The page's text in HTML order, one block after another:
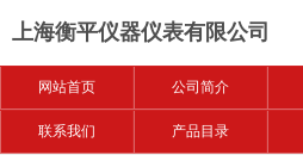
上海衡平仪器仪表有限公司
网站首页 公司简介
联系我们 产品目录